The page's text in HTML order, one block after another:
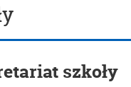
szkoły